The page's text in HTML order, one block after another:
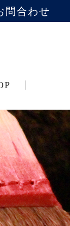
問合わせ